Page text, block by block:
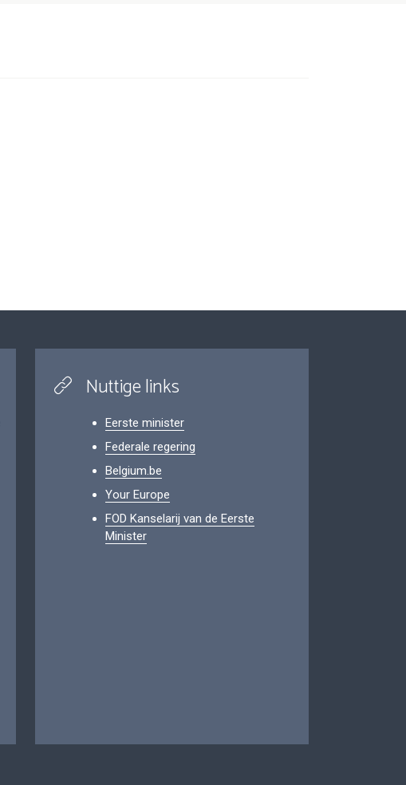
Nuttige links
Eerste minister
Federale regering
Belgium.be
Your Europe
FOD Kanselarij van de Eerste
Minister